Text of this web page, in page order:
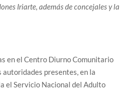
Iriarte, además de concejales y la
en el Centro Diurno Comunitario
autoridades presentes, en la
el Servicio Nacional del Adulto